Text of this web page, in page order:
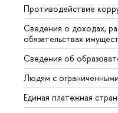
Противодействие
Сведения о доходах,
обязательствах
Сведения об
Людям с
Единая платежная